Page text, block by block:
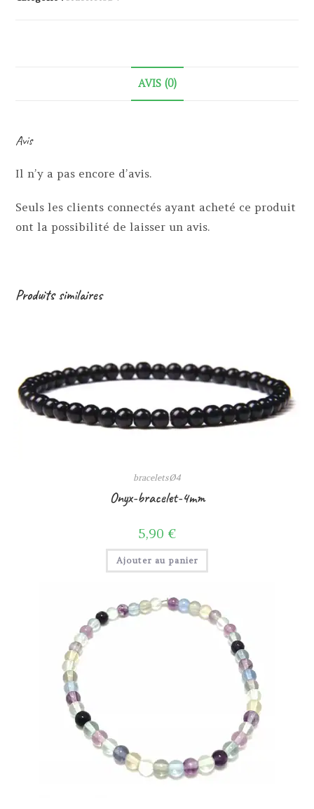
AVIS (0)
Avis
Il n’y a pas encore d’avis.
Seuls les clients connectés ayant acheté ce produit
ont la possibilité de laisser un avis.
Produits similaires
braceletsØ4
Onyx-bracelet-4mm
5,90 €
Ajouter au panier